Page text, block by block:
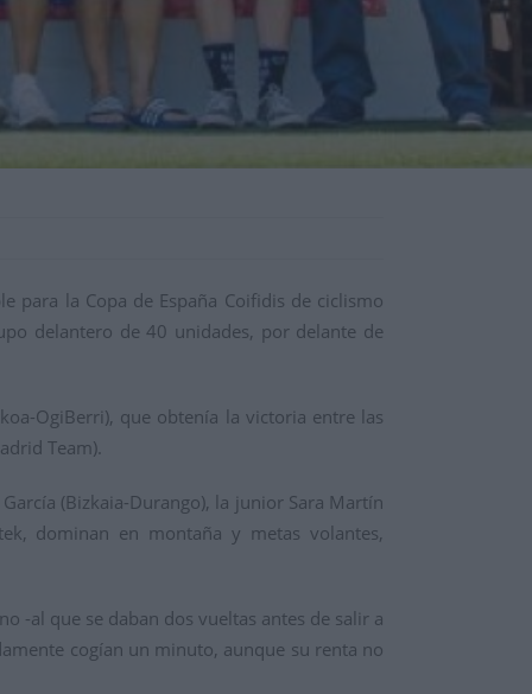
para la Copa de España Coifidis de ciclismo
delantero de 40 unidades, por delante de
OgiBerri), que obtenía la victoria entre las
Team).
(Bizkaia-Durango), la junior Sara Martín
dominan en montaña y metas volantes,
-al que se daban dos vueltas antes de salir a
cogían un minuto, aunque su renta no